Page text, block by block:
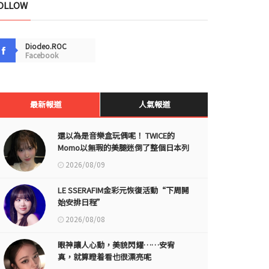
Diodeo.ROC
Facebook
最新報道 人氣報道
還以為是音樂盒玩偶呢！ TWICE的
Momo以無瑕的美腿迷倒了整個日本列
島 2026/08/09
LE SSERAFIM金彩元恢復活動“下周開
始安排日程”
2026/08/08
眼神讓人心動，美貌閃耀……安宥
真，就算瞪着看也很漂亮呢